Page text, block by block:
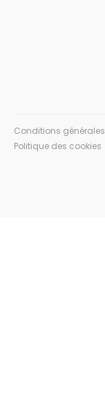
Conditions générales
Politique des cookies